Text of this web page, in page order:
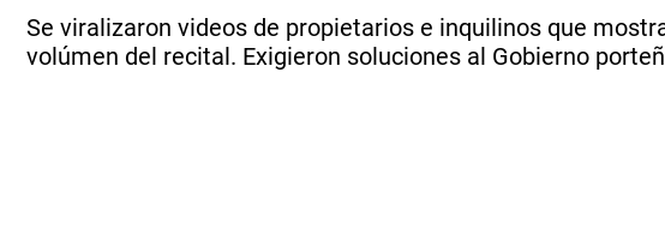
Se viralizaron videos de propietarios e inquilinos que
volúmen del recital. Exigieron soluciones al Gobierno